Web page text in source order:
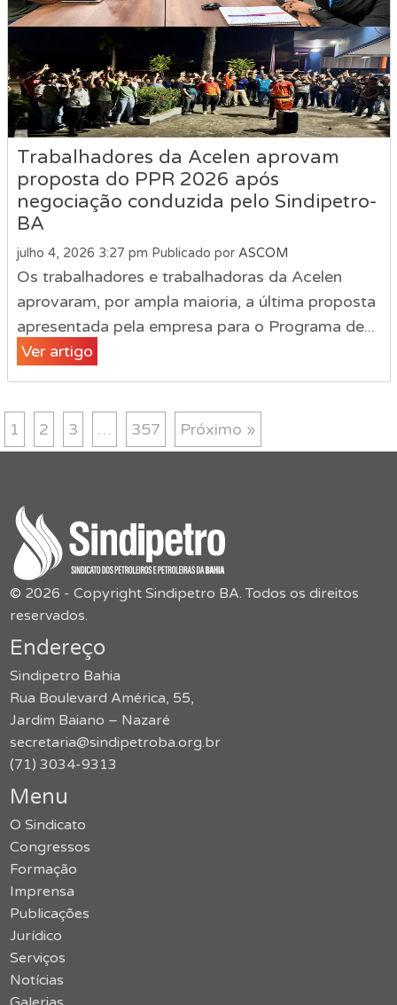
Trabalhadores da Acelen aprovam
proposta do PPR 2026 após
negociação conduzida pelo Sindipetro-
BA
julho 4, 2026 3:27 pm Publicado por ASCOM
Os trabalhadores e trabalhadoras da Acelen
aprovaram, por ampla maioria, a última proposta
apresentada pela empresa para o Programa de...
Ver artigo
1 2 3 … 357 Próximo »
© 2026 - Copyright Sindipetro BA. Todos os direitos
reservados.
Endereço
Sindipetro Bahia
Rua Boulevard América, 55,
Jardim Baiano – Nazaré
secretaria@sindipetroba.org.br
(71) 3034-9313
Menu
O Sindicato
Congressos
Formação
Imprensa
Publicações
Jurídico
Serviços
Notícias